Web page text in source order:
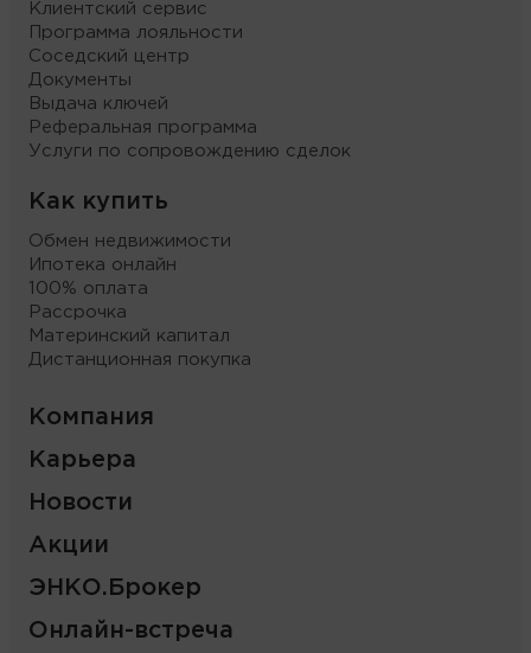
Клиентский сервис
Программа лояльности
Соседский центр
Документы
Выдача ключей
Реферальная программа
Услуги по сопровождению сделок
Как купить
Обмен недвижимости
Ипотека онлайн
100% оплата
Рассрочка
Материнский капитал
Дистанционная покупка
Компания
Карьера
Новости
Акции
ЭНКО.Брокер
Онлайн-встреча